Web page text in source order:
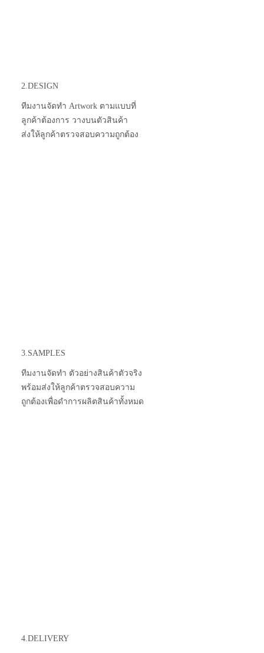
2.DESIGN
ทีมงานจัดทำ Artwork ตามแบบที่
ลูกค้าต้องการ วางบนตัวสินค้า
ส่งให้ลูกค้าตรวจสอบความถูกต้อง
3.SAMPLES
ทีมงานจัดทำ ตัวอย่างสินค้าตัวจริง
พร้อมส่งให้ลูกค้าตรวจสอบความ
ถูกต้องเพื่อดำการผลิตสินค้าทั้งหมด
4.DELIVERY